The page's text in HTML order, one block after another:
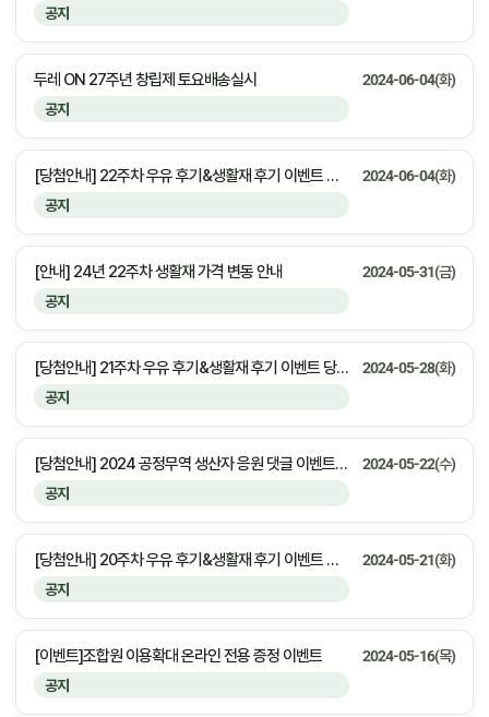
공지
공지
두레 ON 27주년 창립제 토요배송실시 2024-06-04(화)
공지
[당첨안내] 22주차 우유 후기&생활재 후기 이벤트 당첨자 안내 2024-06-04(화)
공지
[안내] 24년 22주차 생활재 가격 변동 안내 2024-05-31(금)
공지
[당첨안내] 21주차 우유 후기&생활재 후기 이벤트 당첨자 안내 2024-05-28(화)
공지
[당첨안내] 2024 공정무역 생산자 응원 댓글 이벤트 당첨자 안내 2024-05-22(수)
공지
[당첨안내] 20주차 우유 후기&생활재 후기 이벤트 당첨자 안내 2024-05-21(화)
공지
[이벤트]조합원 이용확대 온라인 전용 증정 이벤트 2024-05-16(목)